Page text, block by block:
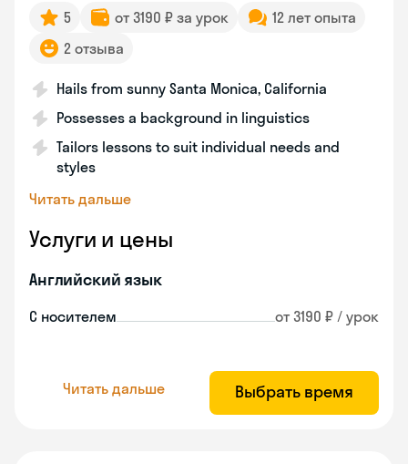
5 от 3190 ₽ за урок
12 лет опыта
2 отзыва
Hails from sunny Santa Monica, California
Possesses a background in linguistics
Tailors lessons to suit individual needs and
styles
Читать дальше
Услуги и цены
Английский язык
С носителем от 3190 ₽ / урок
Читать дальше Выбрать время